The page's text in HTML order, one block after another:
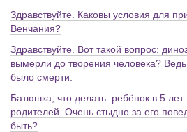
Здравствуйте. Каковы условия для
Венчания?
Здравствуйте. Вот такой вопрос:
вымерли до творения человека?
было смерти.
Батюшка, что делать: ребёнок в 5 лет
родителей. Очень стыдно за его
быть?